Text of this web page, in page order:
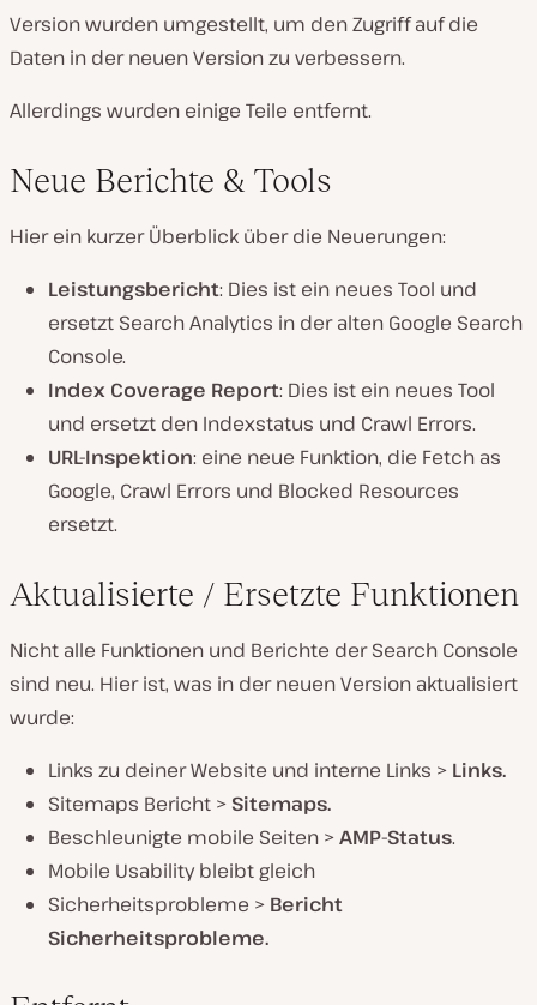
Version wurden umgestellt, um den Zugriff auf die
Daten in der neuen Version zu verbessern.
Allerdings wurden einige Teile entfernt.
Neue Berichte & Tools
Hier ein kurzer Überblick über die Neuerungen:
Leistungsbericht: Dies ist ein neues Tool und
ersetzt Search Analytics in der alten Google Search
Console.
Index Coverage Report: Dies ist ein neues Tool
und ersetzt den Indexstatus und Crawl Errors.
URL-Inspektion: eine neue Funktion, die Fetch as
Google, Crawl Errors und Blocked Resources
ersetzt.
Aktualisierte / Ersetzte Funktionen
Nicht alle Funktionen und Berichte der Search Console
sind neu. Hier ist, was in der neuen Version aktualisiert
wurde:
Links zu deiner Website und interne Links > Links.
Sitemaps Bericht > Sitemaps.
Beschleunigte mobile Seiten >AMP-Status.
Mobile Usability bleibt gleich
Sicherheitsprobleme > Bericht
Sicherheitsprobleme.